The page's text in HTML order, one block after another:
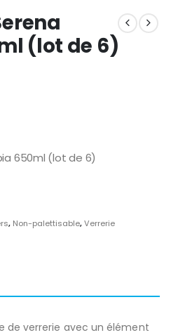
(lot de 6)
650ml (lot de 6)
, Non-palettisable,Verrerie
de verrerie avec un élément